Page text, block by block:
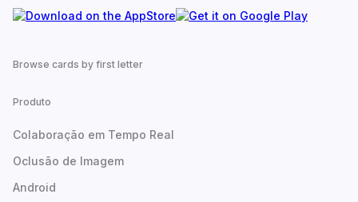
Browse cards by first letter
Produto
Colaboração em Tempo Real
Oclusão de Imagem
Android